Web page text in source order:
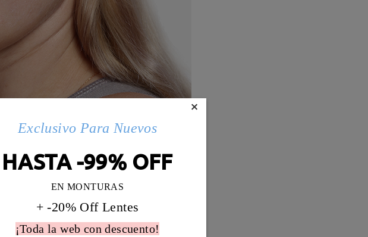
×
Exclusivo Para Nuevos
HASTA -99% OFF
EN MONTURAS
+ -20% Off Lentes
¡Toda la web con descuento!